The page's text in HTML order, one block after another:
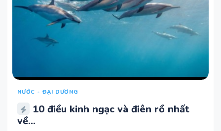
NƯỚC - ĐẠI DƯƠNG
10 điều kinh ngạc và điên rồ nhất
về...